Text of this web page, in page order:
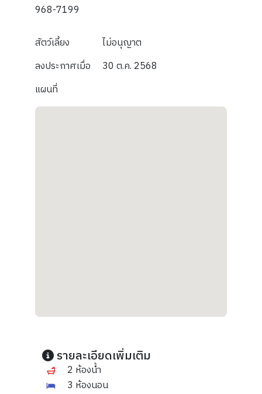
968-7199
สัตว์เลี้ยง
ไม่อนุญาต
ลงประกาศเมื่อ
30 ต.ค. 2568
แผนที่
รายละเอียดเพิ่มเติม
2 ห้องน้ำ
3 ห้องนอน